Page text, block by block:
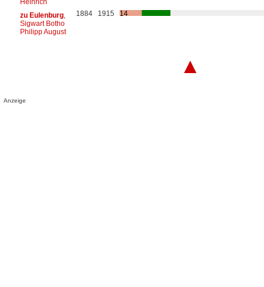
zu Eulenburg,
Sigwart Botho
Philipp August
1884 1915 14
▲
Anzeige